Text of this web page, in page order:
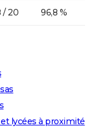
/ 20 96,8 %
lycées à proximité